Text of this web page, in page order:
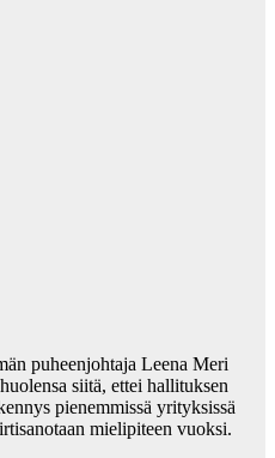
puheenjohtaja Leena Meri
siitä, ettei hallituksen
pienemmissä yrityksissä
mielipiteen vuoksi.